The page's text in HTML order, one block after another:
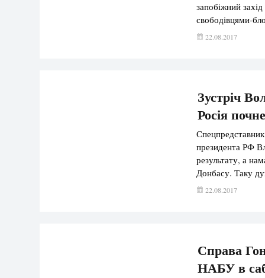
запобіжний
свободівцями-
стверджує, що
22.08.2017
Зустріч
Росія
президента РФ
результату, а
Донбасу. Таку
справ Володимир
22.08.2017
Справа
НАБУ в